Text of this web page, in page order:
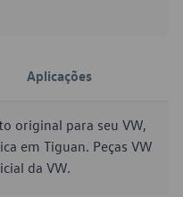
Aplicações
original para seu VW,
em Tiguan. Peças VW
da VW.